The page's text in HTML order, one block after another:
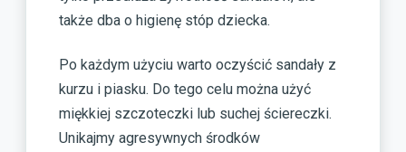
także dba o higienę stóp dziecka.
Po każdym użyciu warto oczyścić sandały z
kurzu i piasku. Do tego celu można użyć
miękkiej szczoteczki lub suchej ściereczki.
Unikajmy agresywnych środków